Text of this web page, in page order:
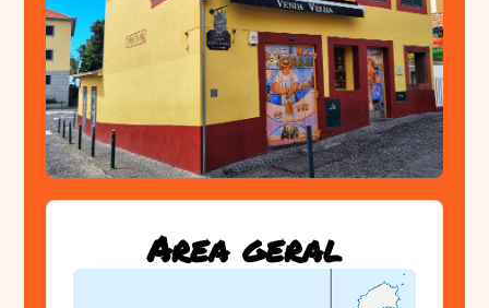
Area geral